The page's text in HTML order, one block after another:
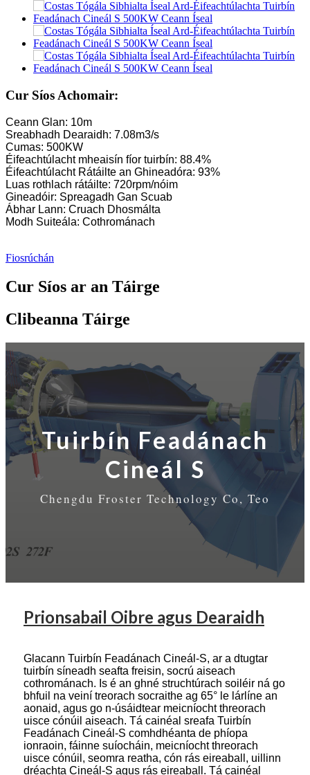
Cur Síos Achomair:
Ceann Glan: 10m
Sreabhadh Dearaidh: 7.08m3/s
Cumas: 500KW
Éifeachtúlacht mheaisín fíor tuirbín: 88.4%
Éifeachtúlacht Rátáilte an Ghineadóra: 93%
Luas rothlach rátáilte: 720rpm/nóim
Gineadóir: Spreagadh Gan Scuab
Ábhar Lann: Cruach Dhosmálta
Modh Suiteála: Cothrománach
Fiosrúchán
Cur Síos ar an Táirge
Clibeanna Táirge
Tuirbín Feadánach
Cineál S
Chengdu Froster Technology Co, Teo
Prionsabail Oibre agus Dearaidh
Glacann Tuirbín Feadánach Cineál-S, ar a dtugtar
tuirbín síneadh seafta freisin, socrú aiseach
cothrománach. Is é an ghné struchtúrach soiléir ná go
bhfuil na veiní treorach socraithe ag 65° le lárlíne an
aonaid, agus go n-úsáidtear meicníocht threorach
uisce cónúil aiseach. Tá cainéal sreafa Tuirbín
Feadánach Cineál-S comhdhéanta de phíopa
ionraoin, fáinne suíocháin, meicníocht threorach
uisce cónúil, seomra reatha, cón rás eireaball, uillinn
dréachta Cineál-S agus rás eireaball. Tá cainéal